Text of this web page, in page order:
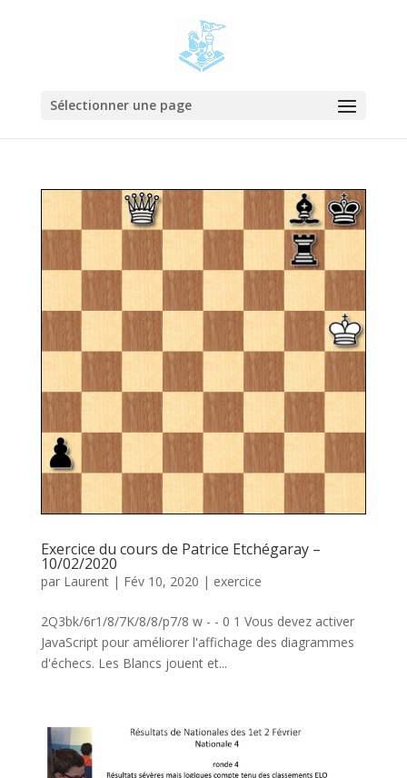
Sélectionner une page
Exercice du cours de Patrice Etchégaray –
10/02/2020
par Laurent| Fév 10, 2020 | exercice
2Q3bk/6r1/8/7K/8/8/p7/8 w - - 0 1 Vous devez activer
JavaScript pour améliorer l'affichage des diagrammes
d'échecs. Les Blancs jouent et...